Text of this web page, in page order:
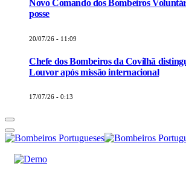
Novo Comando dos Bombeiros
posse
20/07/26 - 11:09
Chefe dos Bombeiros da Covilhã
Louvor após missão internacional
17/07/26 - 0:13